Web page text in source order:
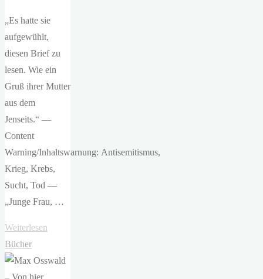
„Es hatte sie
aufgewühlt,
diesen Brief zu
lesen. Wie ein
Gruß ihrer Mutter
aus dem
Jenseits.“ —
Content
Warning/Inhaltswarnung: Antisemitismus,
Krieg, Krebs,
Sucht, Tod —
„Junge Frau, …
Weiterlesen
–
Bücher